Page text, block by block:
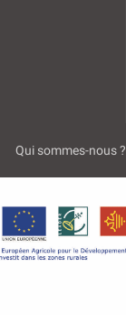
Qui sommes-nous ?